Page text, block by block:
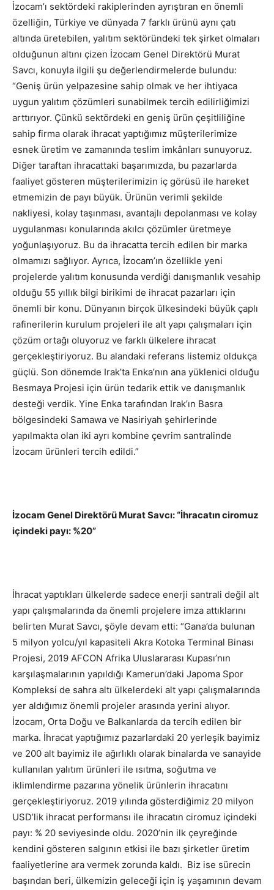
İzocam’ı sektördeki rakiplerinden ayrıştıran en önemli
özelliğin, Türkiye ve dünyada 7 farklı ürünü aynı çatı
altında üretebilen, yalıtım sektöründeki tek şirket olmaları
olduğunun altını çizen İzocam Genel Direktörü Murat
Savcı, konuyla ilgili şu değerlendirmelerde bulundu:
“Geniş ürün yelpazesine sahip olmak ve her ihtiyaca
uygun yalıtım çözümleri sunabilmek tercih edilirliğimizi
arttırıyor. Çünkü sektördeki en geniş ürün çeşitliliğine
sahip firma olarak ihracat yaptığımız müşterilerimize
esnek üretim ve zamanında teslim imkânları sunuyoruz.
Diğer taraftan ihracattaki başarımızda, bu pazarlarda
faaliyet gösteren müşterilerimizin iç görüsü ile hareket
etmemizin de payı büyük. Ürünün verimli şekilde
nakliyesi, kolay taşınması, avantajlı depolanması ve kolay
uygulanması konularında akılcı çözümler üretmeye
yoğunlaşıyoruz. Bu da ihracatta tercih edilen bir marka
olmamızı sağlıyor. Ayrıca, İzocam’ın özellikle yeni
projelerde yalıtım konusunda verdiği danışmanlık vesahip
olduğu 55 yıllık bilgi birikimi de ihracat pazarları için
önemli bir konu. Dünyanın birçok ülkesindeki büyük çaplı
rafinerilerin kurulum projeleri ile alt yapı çalışmaları için
çözüm ortağı oluyoruz ve farklı ülkelere ihracat
gerçekleştiriyoruz. Bu alandaki referans listemiz oldukça
güçlü. Son dönemde Irak’ta Enka’nın ana yüklenici olduğu
Besmaya Projesi için ürün tedarik ettik ve danışmanlık
desteği verdik. Yine Enka tarafından Irak’ın Basra
bölgesindeki Samawa ve Nasiriyah şehirlerinde
yapılmakta olan iki ayrı kombine çevrim santralinde
İzocam ürünleri tercih edildi.”
İzocam Genel Direktörü Murat Savcı:“İhracatın ciromuz
içindeki payı: %20”
İhracat yaptıkları ülkelerde sadece enerji santrali değil alt
yapı çalışmalarında da önemli projelere imza attıklarını
belirten Murat Savcı, şöyle devam etti: “Gana’da bulunan
5 milyon yolcu/yıl kapasiteli Akra Kotoka Terminal Binası
Projesi, 2019 AFCON Afrika Uluslararası Kupası’nın
karşılaşmalarının yapıldığı Kamerun’daki Japoma Spor
Kompleksi de sahra altı ülkelerdeki alt yapı çalışmalarında
yer aldığımız önemli projeler arasında yerini alıyor.
İzocam, Orta Doğu ve Balkanlarda da tercih edilen bir
marka. İhracat yaptığımız pazarlardaki 20 yerleşik bayimiz
ve 200 alt bayimiz ile ağırlıklı olarak binalarda ve sanayide
kullanılan yalıtım ürünleri ile ısıtma, soğutma ve
iklimlendirme pazarına yönelik ürünlerin ihracatını
gerçekleştiriyoruz. 2019 yılında gösterdiğimiz 20 milyon
USD’lik ihracat performansı ile ihracatın ciromuz içindeki
payı: % 20 seviyesinde oldu. 2020’nin ilk çeyreğinde
kendini gösteren salgının etkisi ile bazı şirketler üretim
faaliyetlerine ara vermek zorunda kaldı. Biz ise sürecin
başından beri, ülkemizin geleceği için iş yaşamının devam